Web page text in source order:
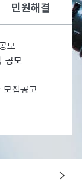
민원해결
모
공모
집공고